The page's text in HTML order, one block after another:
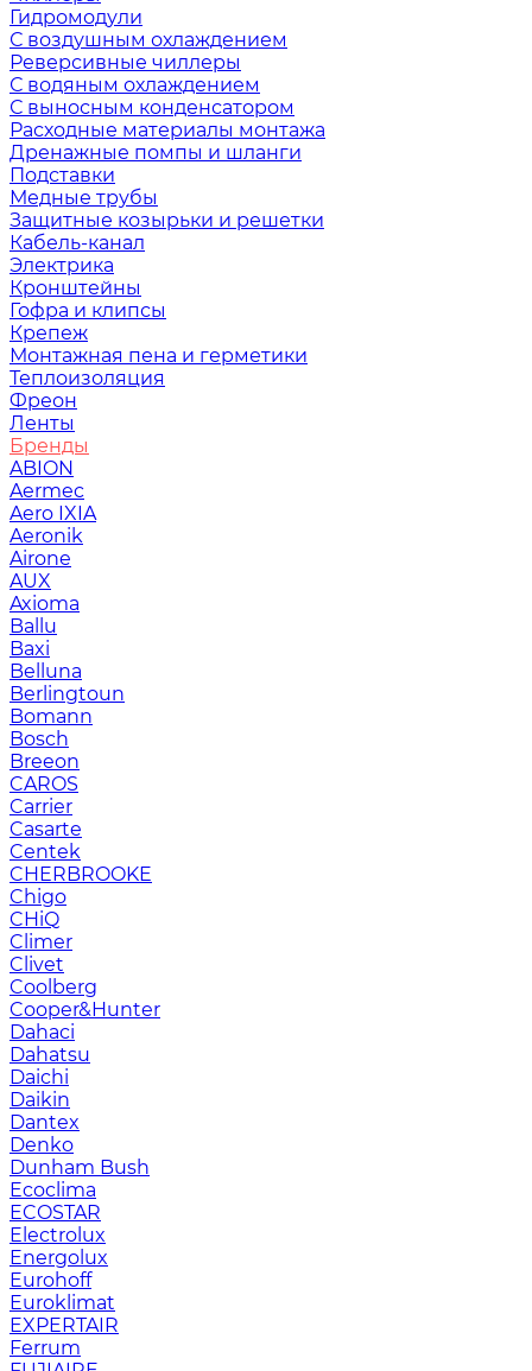
Гидромодули
С воздушным охлаждением
Реверсивные чиллеры
С водяным охлаждением
С выносным конденсатором
Расходные материалы монтажа
Дренажные помпы и шланги
Подставки
Медные трубы
Защитные козырьки и решетки
Кабель-канал
Электрика
Кронштейны
Гофра и клипсы
Крепеж
Монтажная пена и герметики
Теплоизоляция
Фреон
Ленты
Бренды
ABION
Aermec
Aero IXIA
Aeronik
Airone
AUX
Axioma
Ballu
Baxi
Belluna
Berlingtoun
Bomann
Bosch
Breeon
CAROS
Carrier
Casarte
Centek
CHERBROOKE
Chigo
CHiQ
Climer
Clivet
Coolberg
Cooper&Hunter
Dahaci
Dahatsu
Daichi
Daikin
Dantex
Denko
Dunham Bush
Ecoclima
ECOSTAR
Electrolux
Energolux
Eurohoff
Euroklimat
EXPERTAIR
Ferrum